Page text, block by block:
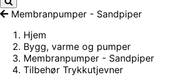
Membranpumper - Sandpiper
Hjem
Bygg, varme og pumper
Membranpumper - Sandpiper
Tilbehør Trykkutjevner